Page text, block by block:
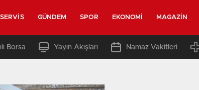
SERVIS GÜNDEM SPOR EKONOMI MAGAZIN
Borsa Yayın Akışları Namaz Vakitleri